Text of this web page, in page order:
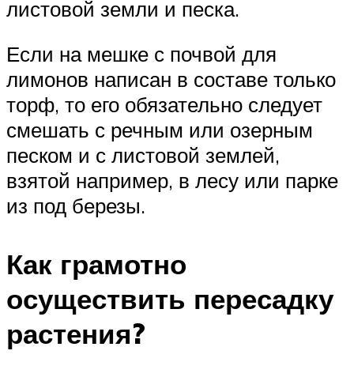
листовой земли и песка.
Если на мешке с почвой для
лимонов написан в составе только
торф, то его обязательно следует
смешать с речным или озерным
песком и с листовой землей,
взятой например, в лесу или парке
из под березы.
Как грамотно
осуществить пересадку
растения?